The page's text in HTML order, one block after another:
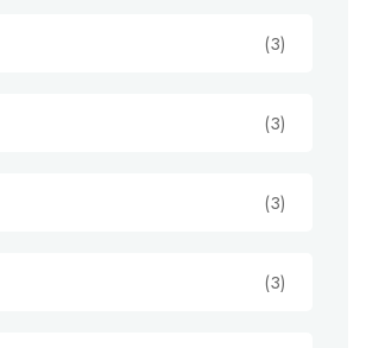
(3)
(3)
(3)
(3)